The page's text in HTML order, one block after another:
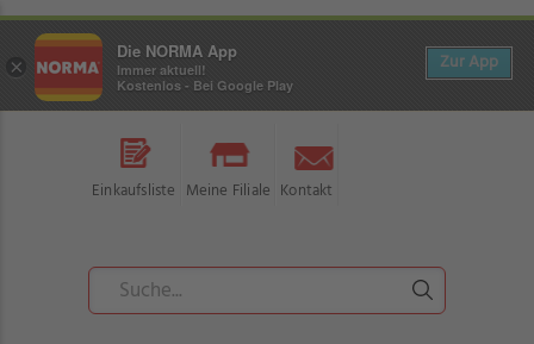
Einkaufsliste Meine Filiale Kontakt
×
Die NORMA App
Immer aktuell!
Kostenlos - Bei Google Play
Zur App